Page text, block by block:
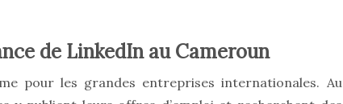
de LinkedIn au Cameroun
pour les grandes entreprises internationales. Au